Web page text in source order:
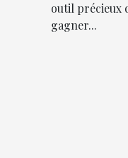
outil précieux
gagner...